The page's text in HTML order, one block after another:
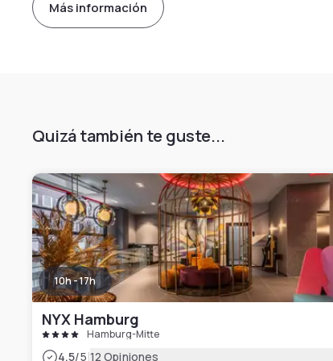
Más información
Quizá también te guste...
10h - 17h
NYX Hamburg
Hamburg-Mitte
4.5/5|12 Opiniones